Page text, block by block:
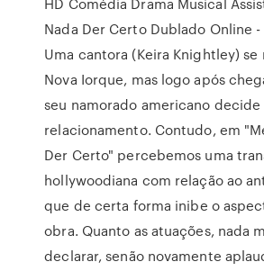
Nada Der Certo Dublado Online -
Uma cantora (Keira Knightley) se
Nova Iorque, mas logo após
seu namorado americano
relacionamento. Contudo, em
Der Certo" percebemos uma
hollywoodiana com relação ao
que de certa forma inibe o
obra. Quanto as atuações, nada
declarar, senão novamente